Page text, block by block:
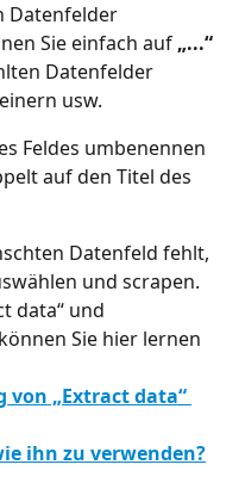
Datenfelder
Sie einfach auf „...“
Datenfelder
usw.
Feldes umbenennen
auf den Titel des
Datenfeld fehlt,
und scrapen.
data“ und
Sie hier lernen
„Extract data“
ihn zu verwenden?